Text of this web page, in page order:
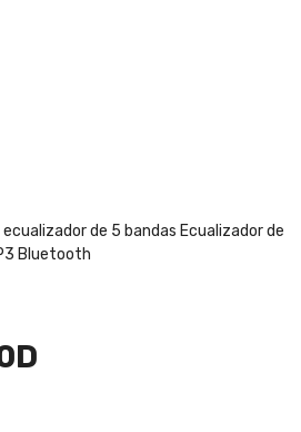
de 5 bandas Ecualizador de
Bluetooth